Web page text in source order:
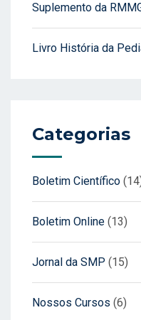
Suplemento da
Livro História da
Categorias
Boletim Científico
Boletim Online (13)
Jornal da SMP (15)
Nossos Cursos (6)